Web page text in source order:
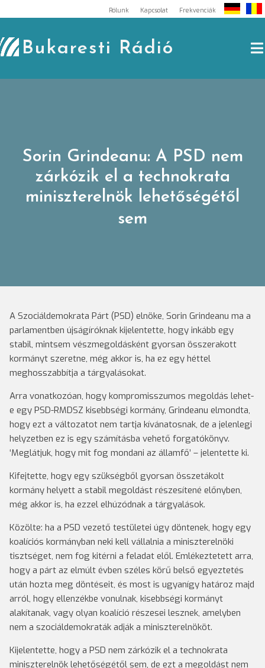
to
content
Rólunk Kapcsolat Frekvenciák
Bukaresti Rádió
Sorin Grindeanu: A PSD nem
zárkózik el a technokrata
miniszterelnök lehetőségétől
sem
A Szociáldemokrata Párt (PSD) elnöke, Sorin Grindeanu ma a
parlamentben újságíróknak kijelentette, hogy inkább egy
stabil, mintsem vészmegoldásként gyorsan összerakott
kormányt szeretne, még akkor is, ha ez egy héttel
meghosszabbítja a tárgyalásokat.
Arra vonatkozóan, hogy kompromisszumos megoldás lehet-
e egy PSD-RMDSZ kisebbségi kormány, Grindeanu elmondta,
hogy ezt a változatot nem tartja kívánatosnak, de a jelenlegi
helyzetben ez is egy számításba vehető forgatókönyv.
‘Meglátjuk, hogy mit fog mondani az államfő’ – jelentette ki.
Kifejtette, hogy egy szükségből gyorsan összetákolt
kormány helyett a stabil megoldást részesítené előnyben,
még akkor is, ha ezzel elhúzódnak a tárgyalások.
Közölte: ha a PSD vezető testületei úgy döntenek, hogy egy
koalíciós kormányban neki kell vállalnia a miniszterelnöki
tisztséget, nem fog kitérni a feladat elől. Emlékeztetett arra,
hogy a párt az elmúlt évben széles körű belső egyeztetés
után hozta meg döntéseit, és most is ugyanígy határoz majd
arról, hogy ellenzékbe vonulnak, kisebbségi kormányt
alakítanak, vagy olyan koalíció részesei lesznek, amelyben
nem a szociáldemokraták adják a miniszterelnököt.
Kijelentette, hogy a PSD nem zárkózik el a technokrata
miniszterelnök lehetőségétől sem, de ezt a megoldást nem